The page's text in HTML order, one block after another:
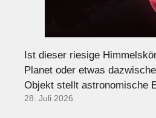
Ist dieser riesige
Planet oder etwas
Objekt stellt astronomische
28. Juli 2026